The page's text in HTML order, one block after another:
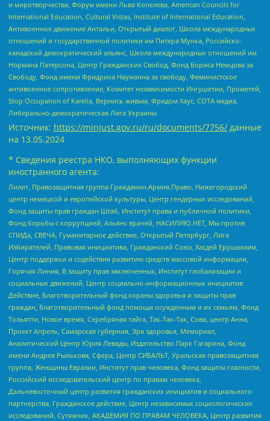
и миротворчества, Форум имени Льва Копелева, American Councils for
International Education, Cultural Vistas, Institute of International Education,
Антивоенное движение Антальи, Открытый диалог, Школа международных
отношений и государственной политики им Питера Мунка, Российско-
канадский демократический альянс, Школа международных отношений им
Нормана Патерсона, Центр Гражданских Свобод, Фонд Бориса Немцова за
Свободу, Фонд имени Фридриха Науманна за свободу, Феминистское
антивоенное сопротивление, Комитет независимости Ингушетии, Прометей,
Stop Occupation of Karelia, Вернись живым, Фридом Хаус, СОТА медиа,
Либерально-демократическая Лига Украины
Источник: https://minjust.gov.ru/ru/documents/7756/ данные
на 13.05.2024
* Сведения реестра НКО, выполняющих функции
иностранного агента:
Лилит, Правозащитная группа Гражданин.Армия.Право, Нижегородский
центр немецкой и европейской культуры, Центр гендерных исследований,
Фонд защиты прав граждан Штаб, Институт права и публичной политики,
Фонд борьбы с коррупцией, Альянс врачей, НАСИЛИЮ.НЕТ, Мы против
СПИДа, СВЕЧА, Гуманитарное действие, Открытый Петербург, Лига
Избирателей, Правовая инициатива, Гражданский Союз, Хасдей Ерушалаим,
Центр поддержки и содействия развитию средств массовой информации,
Горячая Линия, В защиту прав заключенных, Институт глобализации и
социальных движений, Центр социально-информационных инициатив
Действие, Благотворительный фонд охраны здоровья и защиты прав
граждан, Благотворительный фонд помощи осужденным и их семьям, Фонд
Тольятти, Новое время, Серебряная тайга, Так-Так-Так, Сова, центр Анна,
Проект Апрель, Самарская губерния, Эра здоровья, Мемориал,
Аналитический Центр Юрия Левады, Издательство Парк Гагарина, Фонд
имени Андрея Рылькова, Сфера, Центр СИБАЛЬТ, Уральская правозащитная
группа, Женщины Евразии, Институт прав человека, Фонд защиты гласности,
Российский исследовательский центр по правам человека,
Дальневосточный центр развития гражданских инициатив и социального
партнерства, Гражданское действие, Центр независимых социологических
исследований, Сутяжник, АКАДЕМИЯ ПО ПРАВАМ ЧЕЛОВЕКА, Центр развития